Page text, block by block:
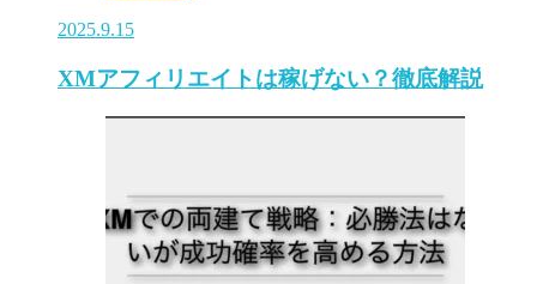
2025.9.15
XMアフィリエイトは稼げない？徹底解説